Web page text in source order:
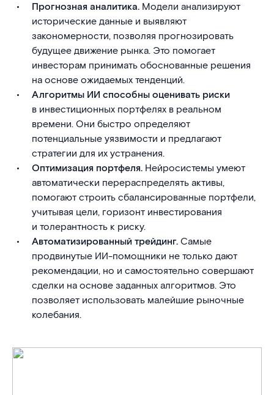
Прогнозная аналитика. Модели анализируют
исторические данные и выявляют
закономерности, позволяя прогнозировать
будущее движение рынка. Это помогает
инвесторам принимать обоснованные решения
на основе ожидаемых тенденций.
Алгоритмы ИИ способны оценивать риски
в инвестиционных портфелях в реальном
времени. Они быстро определяют
потенциальные уязвимости и предлагают
стратегии для их устранения.
Оптимизация портфеля. Нейросистемы умеют
автоматически перераспределять активы,
помогают строить сбалансированные портфели,
учитывая цели, горизонт инвестирования
и толерантность к риску.
Автоматизированный трейдинг.Самые
продвинутые ИИ-помощники не только дают
рекомендации, но и самостоятельно совершают
сделки на основе заданных алгоритмов. Это
позволяет использовать малейшие рыночные
колебания.